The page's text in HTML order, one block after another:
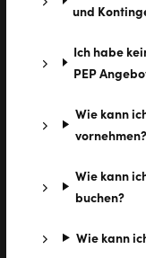
und
Ich habe
PEP
Wie kann
vornehmen?
Wie kann
buchen?
Wie kann